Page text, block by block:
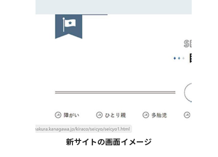
新サイトの画面イメージ